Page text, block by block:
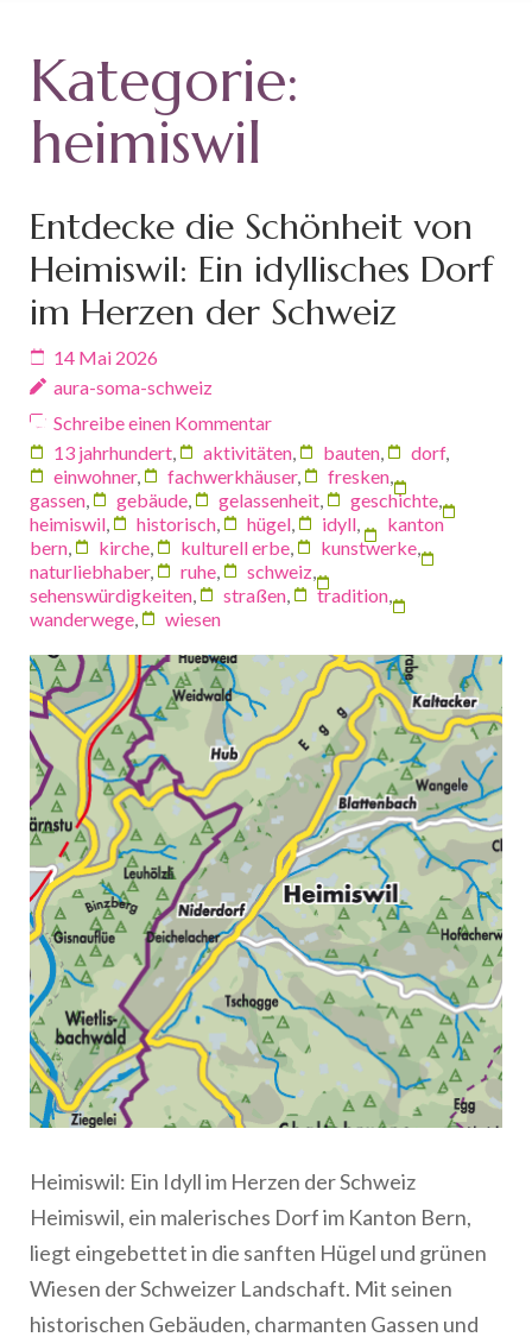
Kategorie:
heimiswil
Entdecke die Schönheit von
Heimiswil: Ein idyllisches Dorf
im Herzen der Schweiz
14 Mai 2026
aura-soma-schweiz
Schreibe einen Kommentar
13 jahrhundert
aktivitäten bauten dorf,
einwohner, fachwerkhäuser, fresken
gassen
gebäude gelassenheit geschichte
heimiswil
historisch hügel idyll
kanton
bern
kirche kulturell erbe kunstwerke
naturliebhaber, ruhe schweiz
sehenswürdigkeiten
straßen tradition
wanderwege
wiesen
Heimiswil: Ein Idyll im Herzen der Schweiz
Heimiswil, ein malerisches Dorf im Kanton Bern,
liegt eingebettet in die sanften Hügel und grünen
Wiesen der Schweizer Landschaft. Mit seinen
historischen Gebäuden, charmanten Gassen und